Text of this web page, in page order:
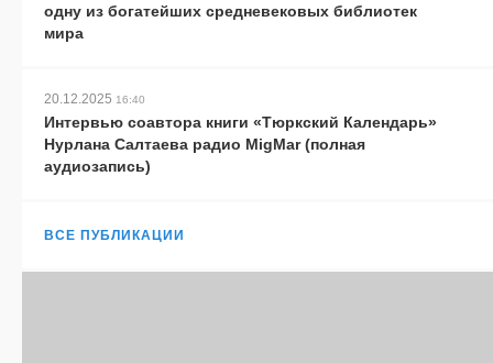
одну из богатейших средневековых библиотек
мира
20.12.2025 16:40
Интервью соавтора книги «Тюркский Календарь»
Нурлана Салтаева радио MigMar (полная
аудиозапись)
ВСЕ ПУБЛИКАЦИИ